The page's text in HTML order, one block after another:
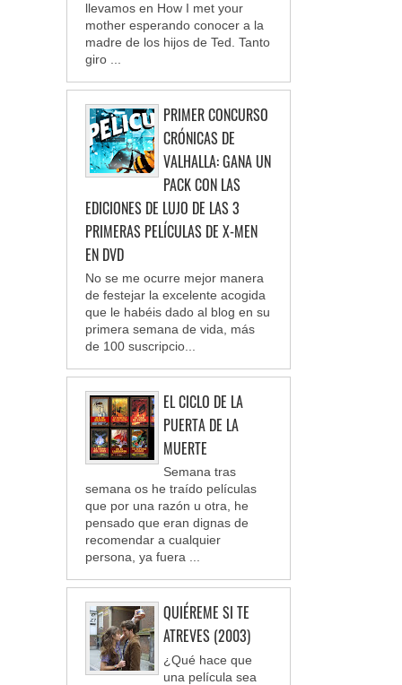
llevamos en How I met your
mother esperando conocer a la
madre de los hijos de Ted. Tanto
giro ...
PRIMER CONCURSO
CRÓNICAS DE
VALHALLA: GANA UN
PACK CON LAS
EDICIONES DE LUJO DE LAS 3
PRIMERAS PELÍCULAS DE X-MEN
EN DVD
No se me ocurre mejor manera
de festejar la excelente acogida
que le habéis dado al blog en su
primera semana de vida, más
de 100 suscripcio...
EL CICLO DE LA
PUERTA DE LA
MUERTE
Semana tras
semana os he traído películas
que por una razón u otra, he
pensado que eran dignas de
recomendar a cualquier
persona, ya fuera ...
QUIÉREME SI TE
ATREVES (2003)
¿Qué hace que
una película sea